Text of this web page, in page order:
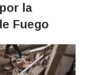
la
Fuego